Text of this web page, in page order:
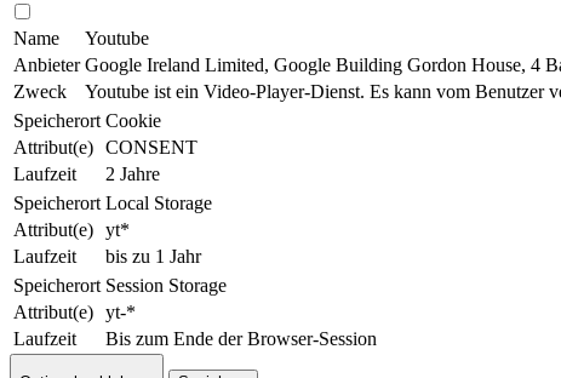
Name
Youtube
Anbieter Google Ireland Limited, Google Building Gordon House, 4
Zweck
Youtube ist ein Video-Player-Dienst. Es kann vom Benutzer
Speicherort Cookie
Attribut(e) CONSENT
Laufzeit
2 Jahre
Speicherort Local Storage
Attribut(e) yt*
Laufzeit
bis zu 1 Jahr
Speicherort Session Storage
Attribut(e) yt-*
Laufzeit
Bis zum Ende der Browser-Session